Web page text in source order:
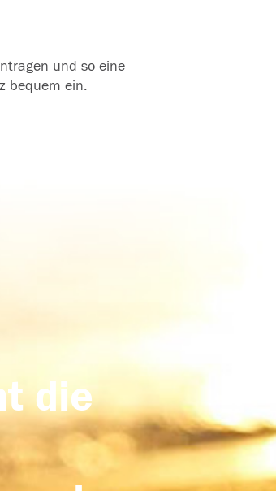
und so eine
bequem ein.
die